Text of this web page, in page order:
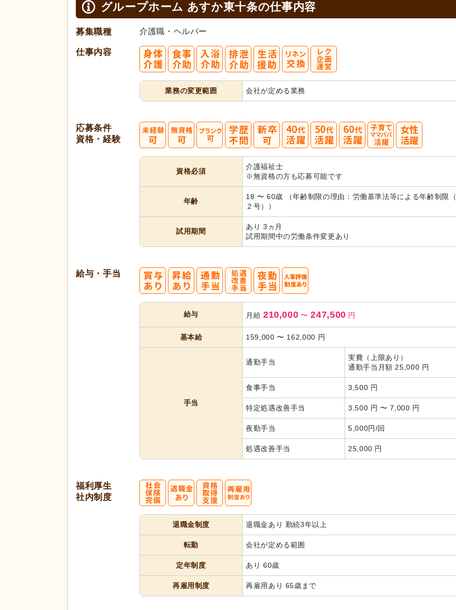
グループホーム あすか東十条の仕事内容
募集職種 介護職・ヘルパー
仕事内容
業務の変更範囲 会社が定める業務
応募条件
資格・経験
資格必須
介護福祉士
※無資格の方も応募可能です
年齢
18 〜 60歳 （年齢制限の理由：労働基準法等による年齢制限
２号））
試用期間
あり 3ヵ月
試用期間中の労働条件変更あり
給与・手当
給与 月給 210,000 〜 247,500 円
基本給 159,000 〜 162,000 円
手当
通勤手当
実費（上限あり）
通勤手当月額 25,000 円
食事手当 3,500 円
特定処遇改善手当 3,500 円 〜 7,000 円
夜勤手当 5,000円/回
処遇改善手当 25,000 円
福利厚生
社内制度
退職金制度 退職金あり 勤続3年以上
転勤 会社が定める範囲
定年制度 あり 60歳
再雇用制度 再雇用あり 65歳まで